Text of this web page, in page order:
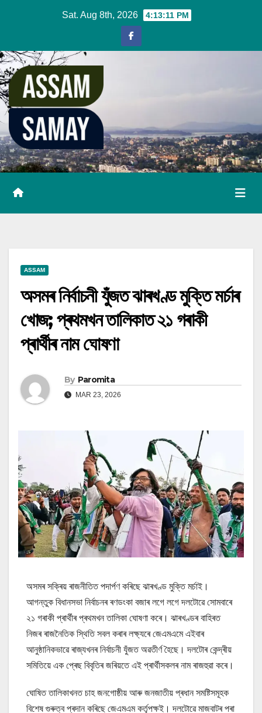
Sat. Aug 8th, 2026 4:13:12 PM
ASSAM
অসমৰ নিৰ্বাচনী যুঁজত ঝাৰখণ্ড মুক্তি মৰ্চাৰ
খোজ; প্ৰথমখন তালিকাত ২১ গৰাকী
প্ৰাৰ্থীৰ নাম ঘোষণা
By Paromita
MAR 23, 2026
অসমৰ সক্ৰিয় ৰাজনীতিত পদাৰ্পণ কৰিছে ঝাৰখণ্ড মুক্তি মৰ্চাই।
আগন্তুক বিধানসভা নিৰ্বাচনৰ ৰণডংকা বজাৰ লগে লগে দলটোৱে সোমবাৰে
২১ গৰাকী প্ৰাৰ্থীৰ প্ৰথমখন তালিকা ঘোষণা কৰে। ঝাৰখণ্ডৰ বাহিৰত
নিজৰ ৰাজনৈতিক স্থিতি সবল কৰাৰ লক্ষ্যৰে জেএমএমে এইবাৰ
আনুষ্ঠানিকভাৱে ৰাজ্যখনৰ নিৰ্বাচনী যুঁজত অৱতীৰ্ণ হৈছে। দলটোৰ কেন্দ্ৰীয়
সমিতিয়ে এক প্ৰেছ বিবৃতিৰ জৰিয়তে এই প্ৰাৰ্থীসকলৰ নাম ৰাজহুৱা কৰে।
ঘোষিত তালিকাখনত চাহ জনগোষ্ঠীয় আৰু জনজাতীয় প্ৰধান সমষ্টিসমূহক
বিশেষ গুৰুত্ব প্ৰদান কৰিছে জেএমএম কৰ্তৃপক্ষই। দলটোৱে মাজবাটৰ পৰা